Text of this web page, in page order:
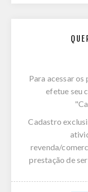
Para acessar
efetue seu
Cadastro
revenda/
prestação de